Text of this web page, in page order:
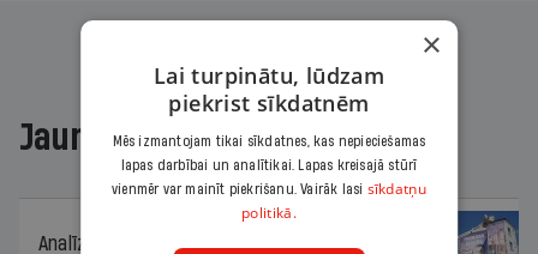
Jaunākajā žurnālā
Analīze
06.08.2026.
×
Lai turpinātu, lūdzam
piekrist sīkdatnēm
Mēs izmantojam tikai sīkdatnes, kas nepieciešamas
lapas darbībai un analītikai. Lapas kreisajā stūrī
vienmēr var mainīt piekrišanu. Vairāk lasi sīkdatņu
politikā.